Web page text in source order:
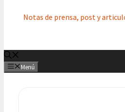
Notas de prensa, post y
Menú